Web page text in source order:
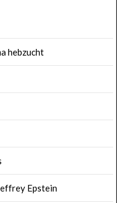
hebzucht
Epstein